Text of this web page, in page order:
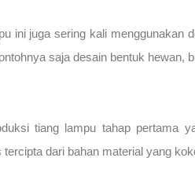
ini juga sering kali menggunakan
saja desain bentuk hewan,
tiang lampu tahap pertama
dari bahan material yang